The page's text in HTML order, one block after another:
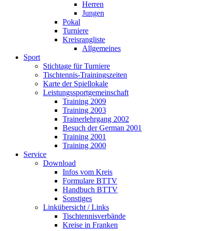
Herren
Jungen
Pokal
Turniere
Kreisrangliste
Allgemeines
Sport
Stichtage für Turniere
Tischtennis-Trainingszeiten
Karte der Spiellokale
Leistungssportgemeinschaft
Training 2009
Training 2003
Trainerlehrgang 2002
Besuch der German 2001
Training 2001
Training 2000
Service
Download
Infos vom Kreis
Formulare BTTV
Handbuch BTTV
Sonstiges
Linkübersicht / Links
Tischtennisverbände
Kreise in Franken